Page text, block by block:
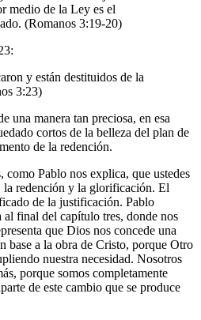
medio de la Ley es el
(Romanos 3:19-20)
y están destituidos de la
3:23)
una manera tan preciosa, en esa
cortos de la belleza del plan de
de la redención.
como Pablo nos explica, que ustedes
redención y la glorificación. El
de la justificación. Pablo
al final del capítulo tres, donde nos
que Dios nos concede una
base a la obra de Cristo, porque Otro
nuestra necesidad. Nosotros
porque somos completamente
de este cambio que se produce